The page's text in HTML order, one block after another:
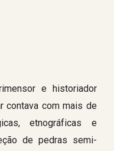
e historiador
contava com mais de
etnográficas e
de pedras semi-